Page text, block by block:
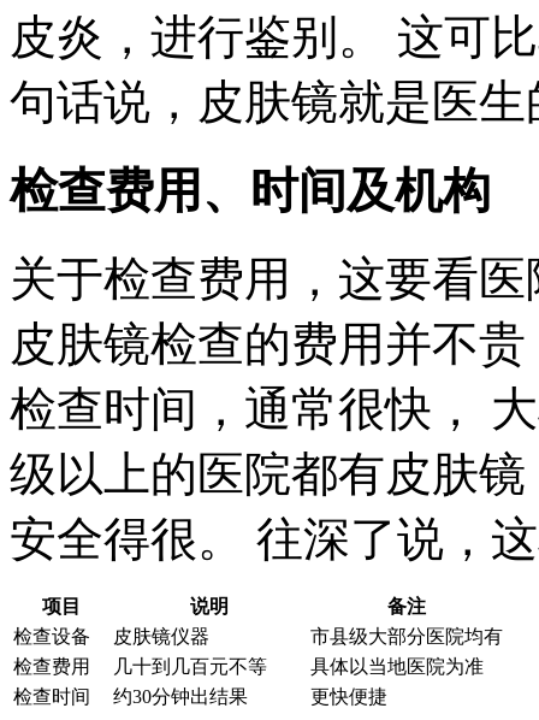
皮炎，进行鉴别。 这可
句话说，皮肤镜就是医生
检查费用、时间及机构
关于检查费用，这要看
皮肤镜检查的费用并不
检查时间，通常很快，
级以上的医院都有皮肤
安全得很。 往深了说，
项目 说明
备注
检查设备
皮肤镜仪器
市县级大部分医院均有
检查费用
几十到几百元不等
具体以当地医院为准
检查时间
约30分钟出结果 更快便捷